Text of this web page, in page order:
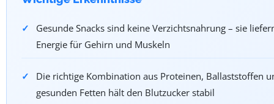
Gesunde Snacks sind keine Verzichtsnahrung – sie
Energie für Gehirn und Muskeln
Die richtige Kombination aus Proteinen, Ballaststoffen
gesunden Fetten hält den Blutzucker stabil